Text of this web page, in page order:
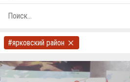
#ярковский район